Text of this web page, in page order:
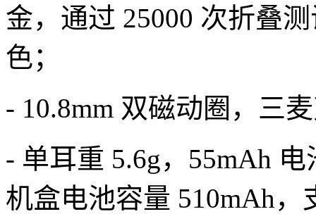
金，通过 25000 次折叠
色；
- 10.8mm 双磁动圈，三
- 单耳重 5.6g，55mAh
机盒电池容量 510mAh，